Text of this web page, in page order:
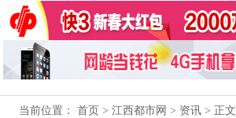
当前位置：首页 >江西都市网 > 资讯 > 正文